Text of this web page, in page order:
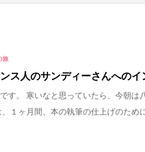
旅
ス人のサンディーさんへのイ
す。 寒いなと思っていたら、今朝は
１ヶ月間、本の執筆の仕上げのため